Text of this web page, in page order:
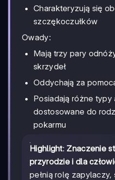
Charakteryzują się
szczękoczułków
Owady:
Mają trzy pary
skrzydeł
Oddychają za
Posiadają różne
dostosowane do
pokarmu
Highlight: Znaczenie
przyrodzie i dla
pełnią rolę zapylaczy,